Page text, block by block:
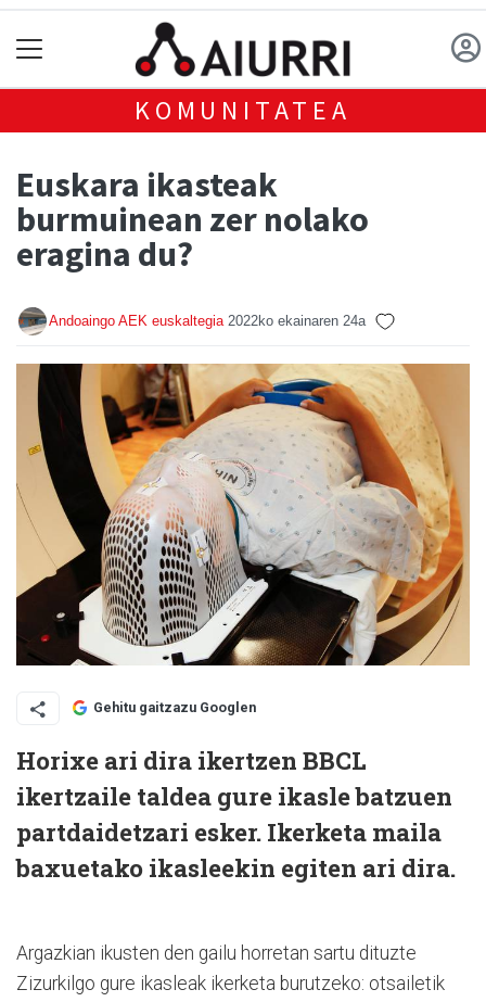
KOMUNITATEA
Euskara ikasteak
burmuinean zer nolako
eragina du?
Andoaingo AEK euskaltegia 2022ko ekainaren 24a
Gehitu gaitzazu Googlen
Horixe ari dira ikertzen BBCL
ikertzaile taldea gure ikasle batzuen
partdaidetzari esker. Ikerketa maila
baxuetako ikasleekin egiten ari dira.
Argazkian ikusten den gailu horretan sartu dituzte
Zizurkilgo gure ikasleak ikerketa burutzeko: otsailetik